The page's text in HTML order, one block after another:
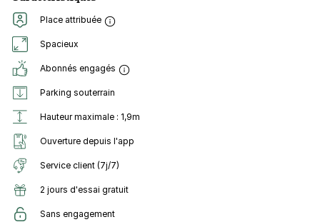
Place attribuée
Spacieux
Abonnés engagés
Parking souterrain
Hauteur maximale : 1,9m
Ouverture depuis l'app
Service client (7j/7)
2 jours d'essai gratuit
Sans engagement